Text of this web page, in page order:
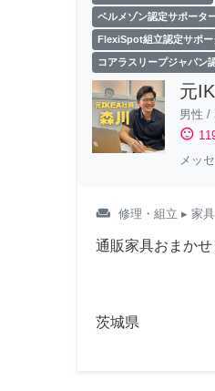
ベルメゾン認定サポータ
FlexiSpot組立認定サポー
コアラスリープジャパン
元
男性 /
sentiment_satisfied
メッ
weekend 修理・組立 ▸ 家具
通販家具おまかせ
茨城県